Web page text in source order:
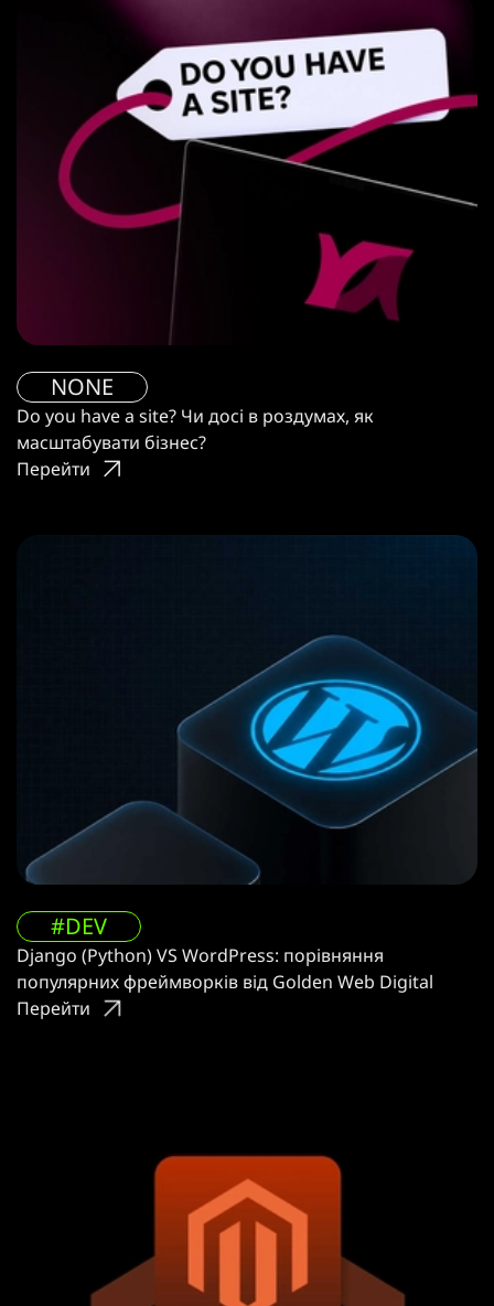
NONE
Do you have a site? Чи досі в роздумах, як
масштабувати бізнес?
Перейти
#DEV
Django (Python) VS WordPress: порівняння
популярних фреймворків від Golden Web Digital
Перейти